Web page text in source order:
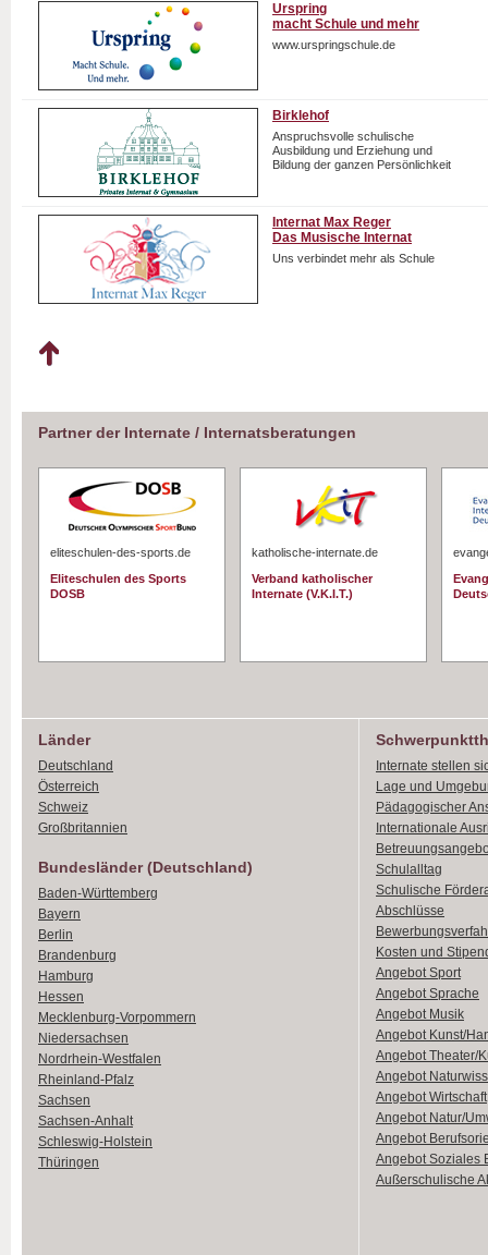
Urspring
macht Schule und mehr
www.urspringschule.de
Birklehof
Anspruchsvolle schulische
Ausbildung und Erziehung und
Bildung der ganzen Persönlichkeit
Internat Max Reger
Das Musische Internat
Uns verbindet mehr als Schule
Partner der Internate / Internatsberatungen
eliteschulen-des-sports.de
Eliteschulen des Sports
DOSB
katholische-internate.de
Verband katholischer
Internate (V.K.I.T.)
Länder
Deutschland
Österreich
Schweiz
Großbritannien
Bundesländer (Deutschland)
Baden-Württemberg
Bayern
Berlin
Brandenburg
Hamburg
Hessen
Mecklenburg-Vorpommern
Niedersachsen
Nordrhein-Westfalen
Rheinland-Pfalz
Sachsen
Sachsen-Anhalt
Schleswig-Holstein
Thüringen
Internate stellen
Lage und
Pädagogischer
Internationale
Schulalltag
Schulische
Abschlüsse
Kosten und
Angebot Sport
Angebot Sprache
Angebot Musik
Angebot Kunst/
Angebot Theater/
Angebot
Angebot Wirtschaft
Angebot Natur/
Angebot
Angebot Soziales
Außerschulische